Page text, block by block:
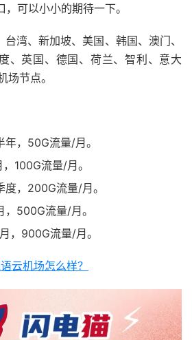
可以小小的期待一下。
湾、新加坡、美国、韩国、澳门、
、英国、德国、荷兰、智利、意大
场节点。
，50G流量/月。
100G流量/月。
，200G流量/月。
500G流量/月。
，900G流量/月。
云机场怎么样？